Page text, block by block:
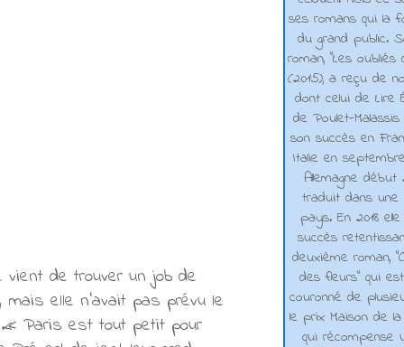
de trouver un job de
elle n’avait pas prévu le
Paris est tout petit pour
ses romans qui la
du grand public.
roman, "Les oubliés
(2015), a reçu de
dont celui de Lire
de Poulet-
son succès en
Italie en
Allemagne début
traduit dans une
pays. En 2018
succès
deuxième roman,
des fleurs" qui
couronné de
le prix Maison de la
qui récompense